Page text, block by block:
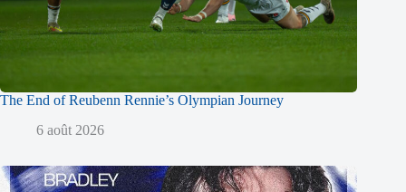
The End of Reubenn Rennie’s Olympian Journey
6 août 2026